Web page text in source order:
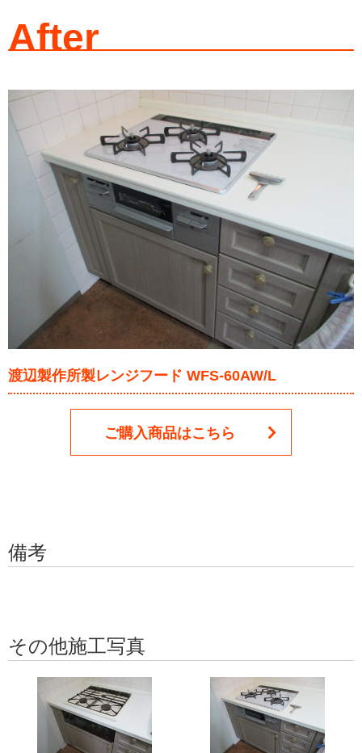
After
渡辺製作所製レンジフード WFS-60AW/L
ご購入商品はこちら
備考
その他施工写真